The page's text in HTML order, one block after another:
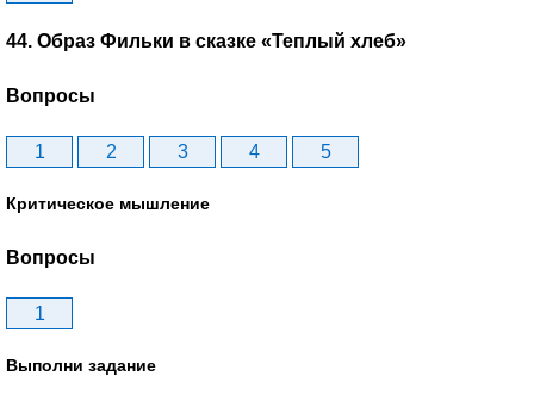
44. Образ Фильки в сказке «Теплый хлеб»
Вопросы
1 2 3 4 5
Критическое мышление
Вопросы
1
Выполни задание